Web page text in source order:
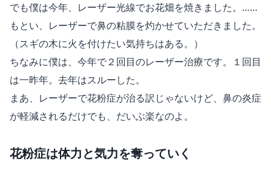
でも僕は今年、レーザー光線でお花畑を焼きました。……
もとい、レーザーで鼻の粘膜を灼かせていただきました。
（スギの木に火を付けたい気持ちはある。）
ちなみに僕は、今年で２回目のレーザー治療です。１回目
は一昨年。去年はスルーした。
まあ、レーザーで花粉症が治る訳じゃないけど、鼻の炎症
が軽減されるだけでも、だいぶ楽なのよ。
花粉症は体力と気力を奪っていく